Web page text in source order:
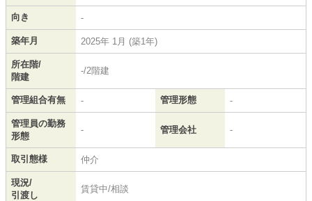
向き -
築年月 2025年 1月 (築1年)
所在階/
階建
-/2階建
管理組合有無 - 管理形態 -
管理員の勤務
形態
- 管理会社 -
取引態様 仲介
現況/
引渡し
賃貸中/相談